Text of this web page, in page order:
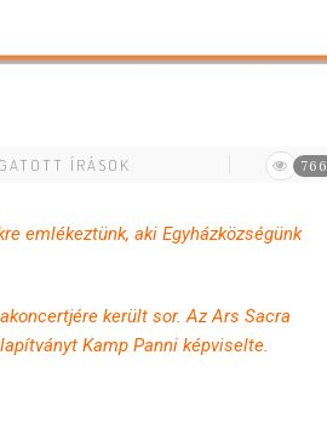
ÍRÁSOK 766
emlékeztünk, aki Egyházközségünk
került sor. Az Ars Sacra
Kamp Panni képviselte.